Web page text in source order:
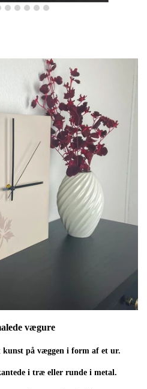
vægure
på væggen i form af et ur.
i træ eller runde i metal.